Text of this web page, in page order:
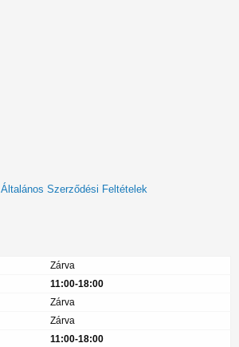
Általános Szerződési Feltételek
Zárva
11:00-18:00
Zárva
Zárva
11:00-18:00